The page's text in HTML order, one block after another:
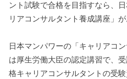
ント試験で合格を目指すなら、
リアコンサルタント養成講座」が
日本マンパワーの「キャリアコ
は厚生労働大臣の認定講習で、
格キャリアコンサルタントの受